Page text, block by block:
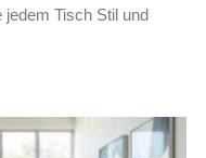
jedem Tisch Stil und